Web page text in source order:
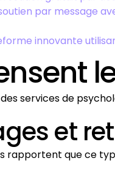
par message
innovante
services de
et
rapportent que ce